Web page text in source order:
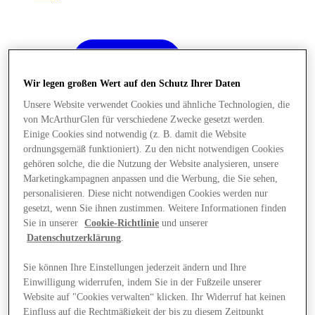
Angebote
Wir legen großen Wert auf den Schutz Ihrer Daten
Unsere Website verwendet Cookies und ähnliche Technologien, die
von McArthurGlen für verschiedene Zwecke gesetzt werden.
Einige Cookies sind notwendig (z. B. damit die Website
ordnungsgemäß funktioniert). Zu den nicht notwendigen Cookies
gehören solche, die die Nutzung der Website analysieren, unsere
Marketingkampagnen anpassen und die Werbung, die Sie sehen,
personalisieren. Diese nicht notwendigen Cookies werden nur
gesetzt, wenn Sie ihnen zustimmen. Weitere Informationen finden
Sie in unserer
Cookie-Richtlinie und unserer
Datenschutzerklärung.
Sie können Ihre Einstellungen jederzeit ändern und Ihre
Einwilligung widerrufen, indem Sie in der Fußzeile unserer
Website auf "Cookies verwalten“ klicken. Ihr Widerruf hat keinen
Einfluss auf die Rechtmäßigkeit der bis zu diesem Zeitpunkt